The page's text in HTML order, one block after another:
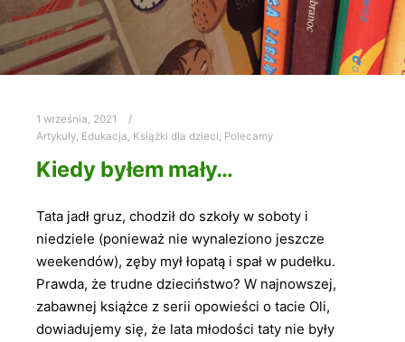
1 września, 2021
Artykuły, Edukacja, Książki dla dzieci, Polecamy
Kiedy byłem mały…
Tata jadł gruz, chodził do szkoły w soboty i
niedziele (ponieważ nie wynaleziono jeszcze
weekendów), zęby mył łopatą i spał w pudełku.
Prawda, że trudne dzieciństwo? W najnowszej,
zabawnej książce z serii opowieści o tacie Oli,
dowiadujemy się, że lata młodości taty nie były